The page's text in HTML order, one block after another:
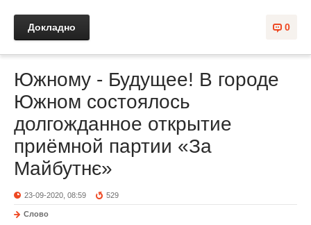
0
Докладно
Южному - Будущее! В городе
Южном состоялось
долгожданное открытие
приёмной партии «За
Майбутнє»
23-09-2020, 08:59 529
Слово